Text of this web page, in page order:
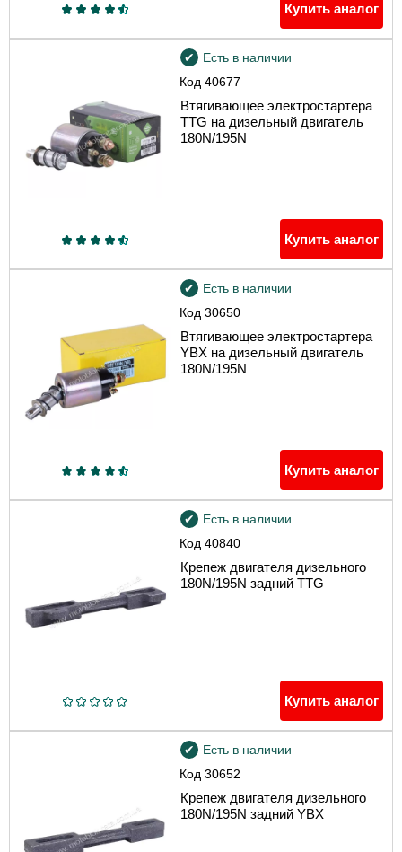
Купить аналог
Код40677
Есть в наличии
Втягивающее электростартера
TTG на дизельный двигатель
180N/195N
Купить аналог
Код30650
Есть в наличии
Втягивающее электростартера
YBX на дизельный двигатель
180N/195N
Купить аналог
Код40840
Есть в наличии
Крепеж двигателя дизельного
180N/195N задний TTG
Купить аналог
Код30652
Есть в наличии
Крепеж двигателя дизельного
180N/195N задний YBX